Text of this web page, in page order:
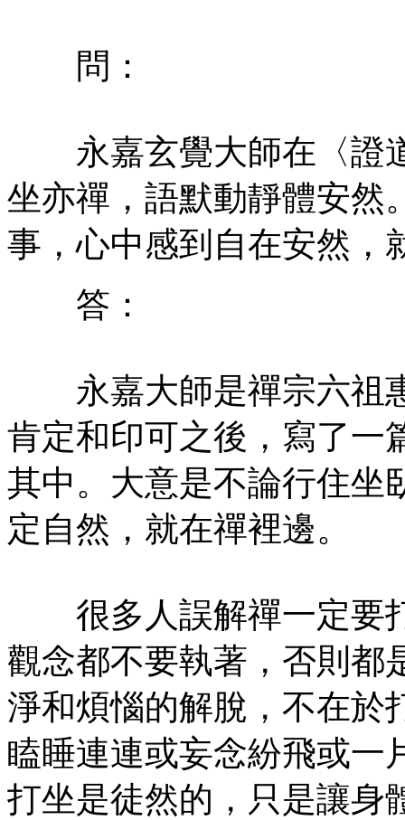
問：
永嘉玄覺大師在〈證
坐亦禪，語默動靜體安然
事，心中感到自在安然，
答：
永嘉大師是禪宗六祖
肯定和印可之後，寫了一
其中。大意是不論行住坐
定自然，就在禪裡邊。
很多人誤解禪一定要
觀念都不要執著，否則都
淨和煩惱的解脫，不在於
瞌睡連連或妄念紛飛或一
打坐是徒然的，只是讓身